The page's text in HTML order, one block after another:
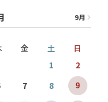
金 土
日
1
2
7 8 9
9月